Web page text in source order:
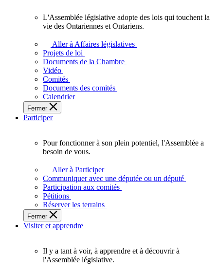
l'Ontario.
L'Assemblée
adopte
touchent
des
Ontariennes
et
L'Assemblée législative adopte des lois qui touchent la
vie des Ontariennes et Ontariens.
Aller à Affaires législatives
Projets de loi
Documents de la Chambre
Vidéo
Comités
Documents des comités
Calendrier
Fermer
Participer
plein
potentiel,
l'Assemblée
a
besoin
de
Pour fonctionner à son plein potentiel, l'Assemblée a
besoin de vous.
Aller à Participer
Communiquer avec une députée ou un député
Participation aux comités
Pétitions
Réserver les terrains
Fermer
Visiter et apprendre
Il y a tant à voir, à apprendre et à découvrir à
l'Assemblée législative.